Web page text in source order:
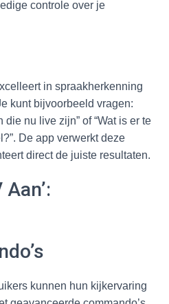
controle over je
in spraakherkenning
kunt bijvoorbeeld vragen:
nu live zijn” of “Wat is er te
De app verwerkt deze
direct de juiste resultaten.
kunnen hun kijkervaring